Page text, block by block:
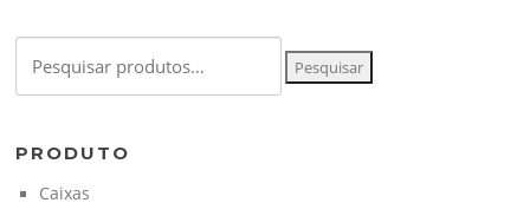
por:
Pesquisar
PRODUTO
Caixas